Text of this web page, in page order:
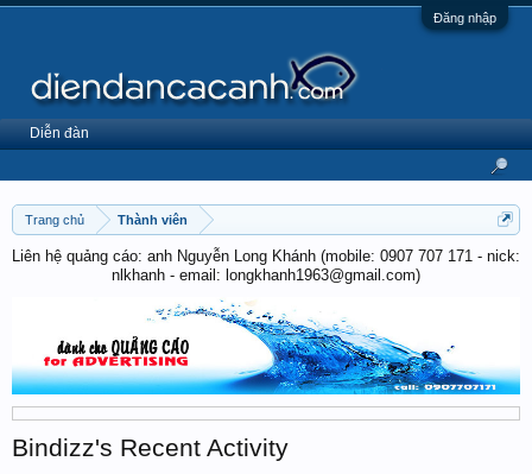
Đăng nhập
Trang chủ Thành viên
Liên hệ quảng cáo: anh Nguyễn Long Khánh (mobile: 0907 707 171 - nick:
nlkhanh - email: longkhanh1963@gmail.com)
Bindizz's Recent Activity
Diễn đàn